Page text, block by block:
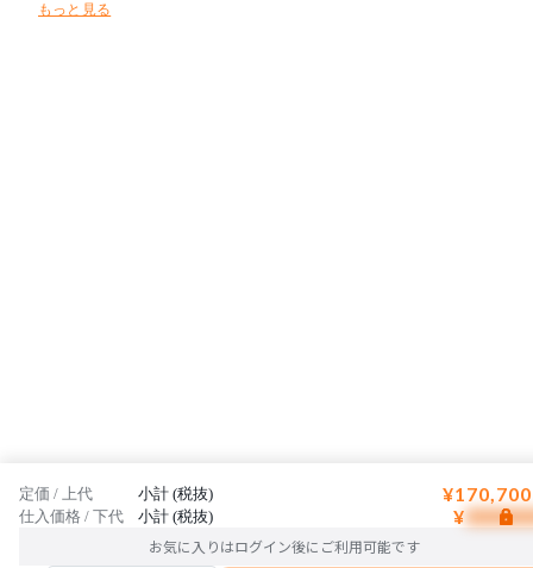
もっと見る
定価 / 上代 小計 (税抜)
仕入価格 / 下代 小計 (税抜) ¥
お気に入りはログイン後にご利用可能です